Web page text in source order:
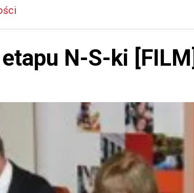
N-S-ki [FILM]